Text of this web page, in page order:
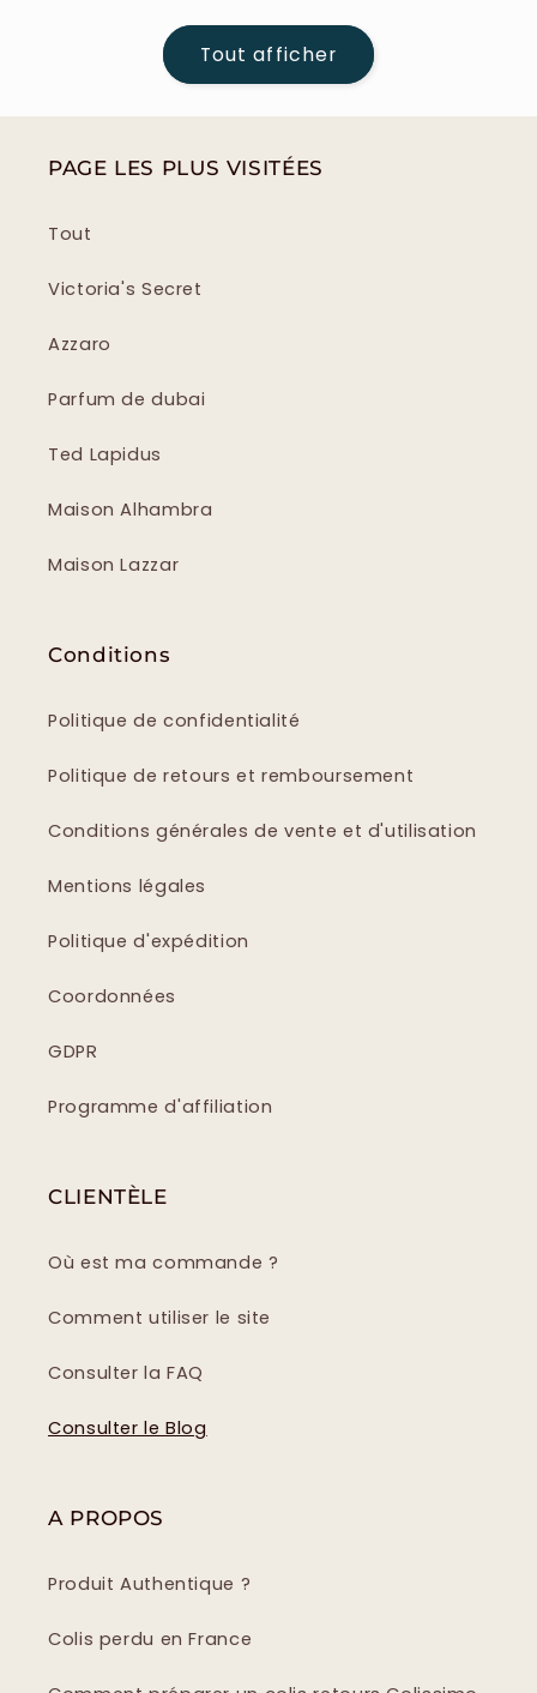
Tout afficher
PAGE LES PLUS VISITÉES
Tout
Victoria's Secret
Azzaro
Parfum de dubai
Ted Lapidus
Maison Alhambra
Maison Lazzar
Conditions
Politique de confidentialité
Politique de retours et remboursement
Conditions générales de vente et d'utilisation
Mentions légales
Politique d'expédition
Coordonnées
GDPR
Programme d'affiliation
CLIENTÈLE
Où est ma commande ?
Comment utiliser le site
Consulter la FAQ
Consulter le Blog
A PROPOS
Produit Authentique ?
Colis perdu en France